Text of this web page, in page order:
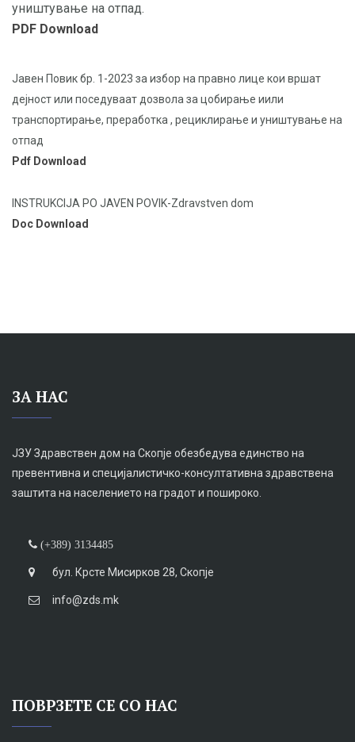
уништување на отпад.
PDF Download
Јавен Повик бр. 1-2023 за избор на правно лице кои вршат
дејност или поседуваат дозвола за цобирање иили
транспортирање, преработка , рециклирање и уништување на
отпад
Pdf Download
INSTRUKCIJA PO JAVEN POVIK-Zdravstven dom
Doc Download
ЗА НАС
ЈЗУ Здравствен дом на Скопје обезбедува единство на
превентивна и специјалистичко-консултативна здравствена
заштита на населението на градот и пошироко.
(+389) 3134485
бул. Крсте Мисирков 28, Скопје
info@zds.mk
ПОВРЗЕТЕ СЕ СО НАС